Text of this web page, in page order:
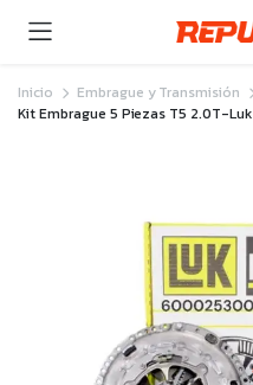
Inicio Embrague y Transmisión
Kit Embrague 5 Piezas T5 2.0T-Luk